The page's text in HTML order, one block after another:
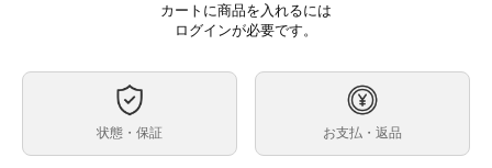
セラミック
購入時の付属品は全て揃っています。
2024年7月に日本国内のオメガ正規店にて新品購入後、
まったく使用していません。
カートに商品を入れるには
ログインが必要です。
状態・保証 お支払・返品